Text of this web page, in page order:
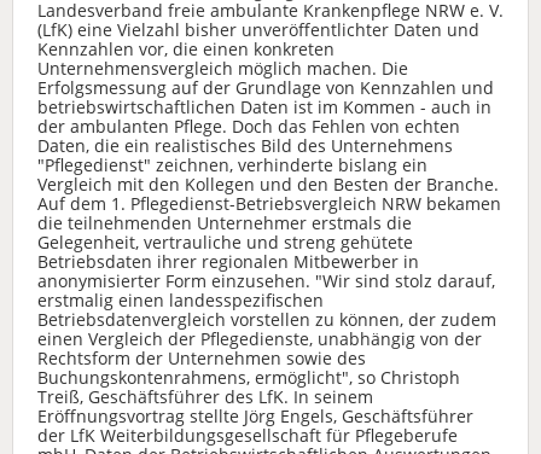
Landesverband freie ambulante Krankenpflege NRW e. V.
(LfK) eine Vielzahl bisher unveröffentlichter Daten und
Kennzahlen vor, die einen konkreten
Unternehmensvergleich möglich machen. Die
Erfolgsmessung auf der Grundlage von Kennzahlen und
betriebswirtschaftlichen Daten ist im Kommen - auch in
der ambulanten Pflege. Doch das Fehlen von echten
Daten, die ein realistisches Bild des Unternehmens
"Pflegedienst" zeichnen, verhinderte bislang ein
Vergleich mit den Kollegen und den Besten der Branche.
Auf dem 1. Pflegedienst-Betriebsvergleich NRW bekamen
die teilnehmenden Unternehmer erstmals die
Gelegenheit, vertrauliche und streng gehütete
Betriebsdaten ihrer regionalen Mitbewerber in
anonymisierter Form einzusehen. "Wir sind stolz darauf,
erstmalig einen landesspezifischen
Betriebsdatenvergleich vorstellen zu können, der zudem
einen Vergleich der Pflegedienste, unabhängig von der
Rechtsform der Unternehmen sowie des
Buchungskontenrahmens, ermöglicht", so Christoph
Treiß, Geschäftsführer des LfK. In seinem
Eröffnungsvortrag stellte Jörg Engels, Geschäftsführer
der LfK Weiterbildungsgesellschaft für Pflegeberufe